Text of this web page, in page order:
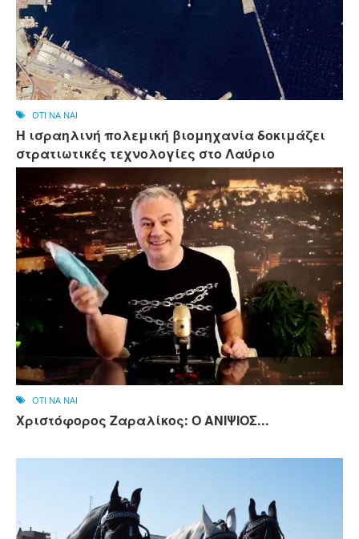
OTI NA NAI
Η ισραηλινή πολεμική βιομηχανία δοκιμάζει
στρατιωτικές τεχνολογίες στο Λαύριο
OTI NA NAI
Χριστόφορος Ζαραλίκος: Ο ΑΝΙΨΙΟΣ...